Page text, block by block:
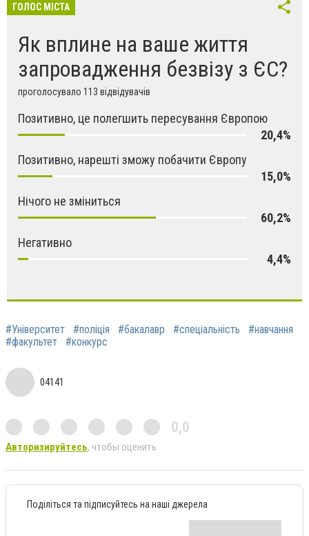
ГОЛОС МІСТА
Як вплине на ваше життя
запровадження безвізу з ЄС?
проголосувало 113 відвідувачів
Позитивно, це полегшить пересування Європою
20,4%
Позитивно, нарешті зможу побачити Європу
15,0%
Нічого не зміниться
60,2%
Негативно
4,4%
#Університет #поліція #бакалавр #спеціальність
#навчання
#факультет
#конкурс
04141
0,0
Авторизируйтесь, чтобы оценить
Поділіться та підписуйтесь на наші джерела